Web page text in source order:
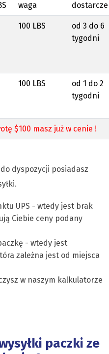
waga
100 LBS
od 3 do 6
tygodni
100 LBS
od 1 do 2
tygodni
$100 masz już w cenie !
dyspozycji posiadasz
UPS - wtedy jest brak
Ciebie ceny podany
- wtedy jest
zależna jest od miejsca
w naszym kalkulatorze
paczki ze